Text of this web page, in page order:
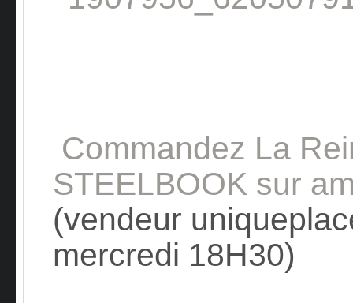
Commandez La
STEELBOOK sur
(vendeur
mercredi 18H30)